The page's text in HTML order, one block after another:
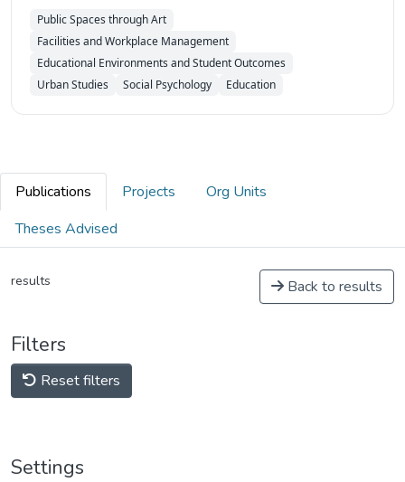
Public Spaces through Art
Facilities and Workplace Management
Educational Environments and Student Outcomes
Urban Studies
Social Psychology Education
Publications Projects
Org Units
Theses Advised
results Back to results
Filters
Reset filters
Settings